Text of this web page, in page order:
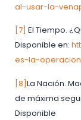
al-usar-la-
[7] El Tiempo.
Disponible en:
es-la-
[8]La Nación.
de máxima
Disponible